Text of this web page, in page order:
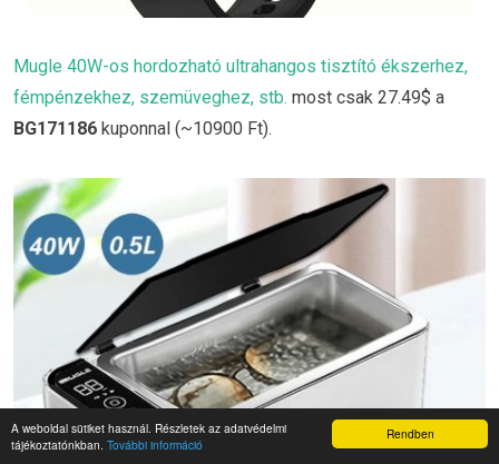
Rendben
A weboldal sütiket használ. Részletek az adatvédelmi
tájékoztatónkban. További információ
Mugle 40W-os hordozható ultrahangos tisztító ékszerhez,
fémpénzekhez, szemüveghez, stb. most csak 27.49$ a
BG171186 kuponnal (~10900 Ft).